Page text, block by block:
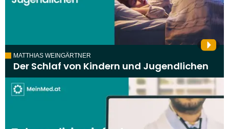
MATTHIAS WEINGÄRTNER
Der Schlaf von Kindern und Jugendlichen